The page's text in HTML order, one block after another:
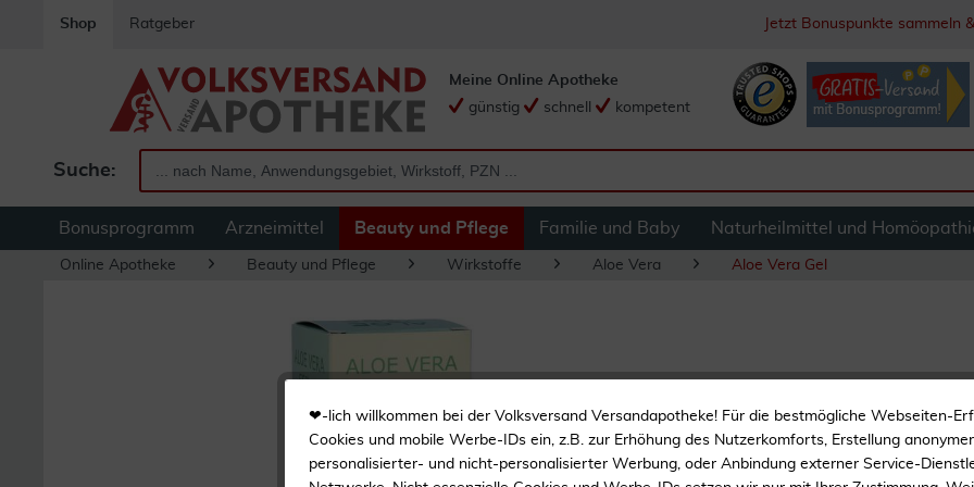
Shop Ratgeber Jetzt Bonuspunkte sammeln
Suche:
Meine Online Apotheke
günstig
schnell kompetent
Bonusprogramm Arzneimittel Beauty und Pflege Familie und Baby Naturheilmittel und
Online Apotheke Beauty und Pflege Wirkstoffe Aloe Vera Aloe Vera Gel
Aloe Vera Gel Mit
❤-lich willkommen bei der Volksversand Versandapotheke! Für die bestmögliche Webseiten-
Cookies und mobile Werbe-IDs ein, z.B. zur Erhöhung des Nutzerkomforts, Erstellung
personalisierter- und nicht-personalisierter Werbung, oder Anbindung externer Service-